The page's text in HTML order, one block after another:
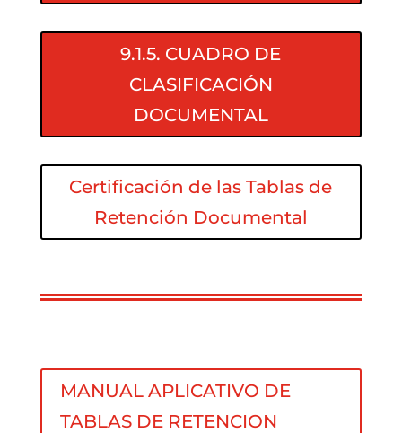
9.1.5. CUADRO DE
CLASIFICACIÓN
DOCUMENTAL
Certificación de las Tablas de
Retención Documental
MANUAL APLICATIVO DE
TABLAS DE RETENCION